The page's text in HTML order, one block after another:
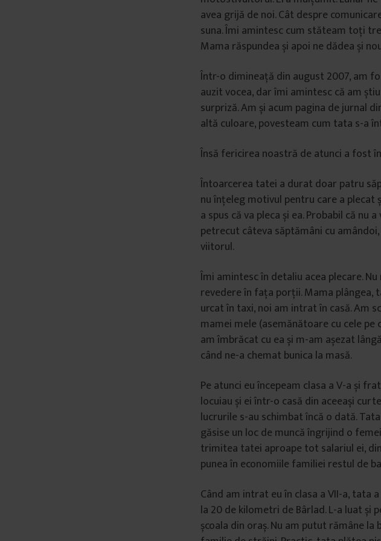
avea grijă de noi. Cât despre
suna. Îmi amintesc cum stăteam toți
Mama răspundea și apoi ne dădea și
Într-o dimineață din august 2007, am
auzit vocea, dar îmi amintesc că am
surpriză. Am și acum pagina de jurnal
altă culoare, povesteam cum tata s-a
Însă fericirea noastră de atunci a fost
Întoarcerea tatei a durat doar patru
nu înțeleg motivul pentru care a plecat
a spus că va pleca și ea. Probabil că
petrecut câteva săptămâni cu
viitorul.
Îmi amintesc în detaliu acea plecare.
revedere în fața porții. Mama plângea,
urcat în taxi, noi am intrat în casă. Am
mamei mele (asemănătoare cu cele
am îmbrăcat cu ea și m-am așezat
când ne-a chemat bunica la masă.
Pe atunci eu începeam clasa a V-a și
locuiau și ei într-o casă din aceeași
lucrurile s-au schimbat încă o dată.
găsise un loc de muncă îngrijind o
trimitea tatei aproape tot salariul ei,
punea în economiile familiei restul de
Când am intrat eu în clasa a VII-a, tata
la 20 de kilometri de Bârlad. L-a luat și
școala din oraș. Nu am putut rămâne la